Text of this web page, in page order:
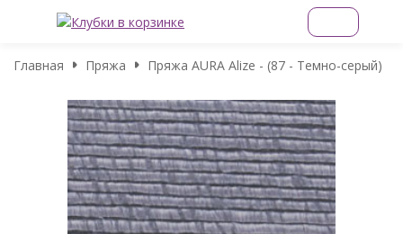
Главная Пряжа Пряжа AURA Alize - (87 - Темно-серый)